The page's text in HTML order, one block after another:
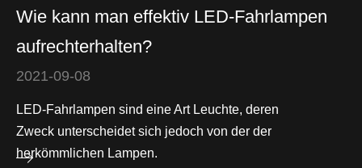
Wie kann man effektiv LED-Fahrlampen
aufrechterhalten?
2021-09-08
LED-Fahrlampen sind eine Art Leuchte, deren
Zweck unterscheidet sich jedoch von der der
herkömmlichen Lampen.